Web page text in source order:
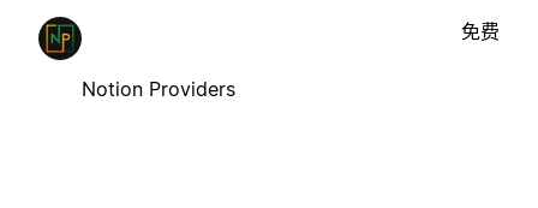
Notion Providers
免费